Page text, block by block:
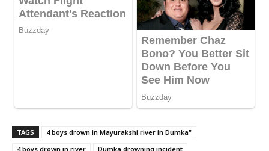
TAGS
4 boys drown in Mayurakshi river in Dumka"
4 boys drown in river
Dumka drowning incident